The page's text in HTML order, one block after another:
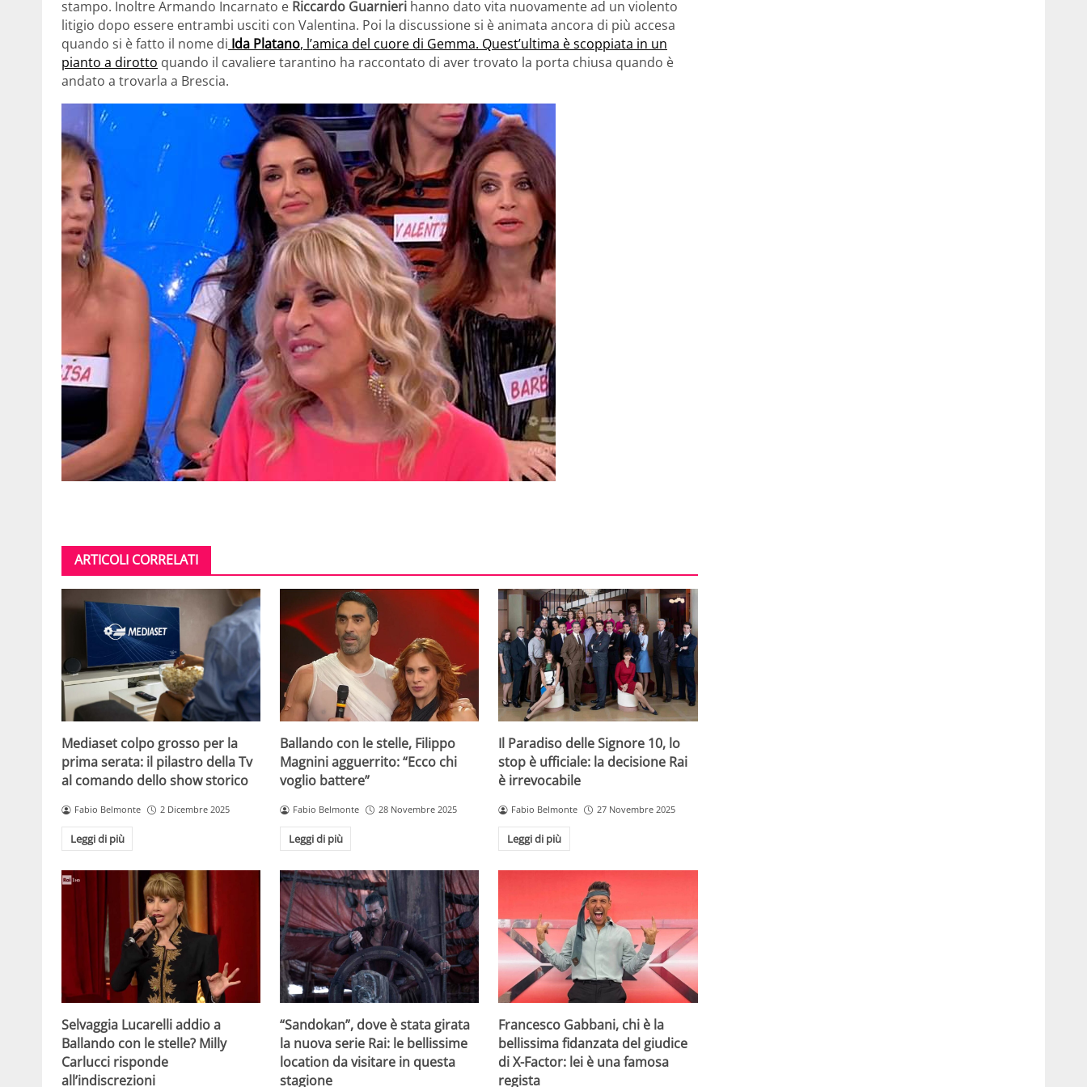
stampo. Inoltre Armando Incarnato e Riccardo Guarnieri hanno dato vita nuovamente ad un violento
litigio dopo essere entrambi usciti con Valentina. Poi la discussione si è animata ancora di più accesa
quando si è fatto il nome di Ida Platano, l’amica del cuore di Gemma. Quest’ultima è scoppiata in un
pianto a dirotto quando il cavaliere tarantino ha raccontato di aver trovato la porta chiusa quando è
andato a trovarla a Brescia.
ARTICOLI CORRELATI
Mediaset colpo grosso per la
prima serata: il pilastro della Tv
al comando dello show storico
Fabio Belmonte 2 Dicembre 2025
Leggi di più
Ballando con le stelle, Filippo
Magnini agguerrito: “Ecco chi
voglio battere”
Fabio Belmonte 28 Novembre 2025
Leggi di più
Il Paradiso delle Signore 10, lo
stop è ufficiale: la decisione Rai
è irrevocabile
Fabio Belmonte 27 Novembre 2025
Leggi di più
Selvaggia Lucarelli addio a
Ballando con le stelle? Milly
Carlucci risponde
all’indiscrezioni
“Sandokan”, dove è stata girata
la nuova serie Rai: le bellissime
location da visitare in questa
stagione
Francesco Gabbani, chi è la
bellissima fidanzata del giudice
di X-Factor: lei è una famosa
regista